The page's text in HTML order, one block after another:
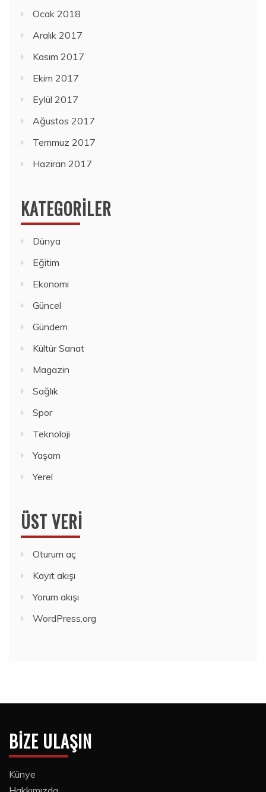
Ocak 2018
Aralık 2017
Kasım 2017
Ekim 2017
Eylül 2017
Ağustos 2017
Temmuz 2017
Haziran 2017
KATEGORILER
Dünya
Eğitim
Ekonomi
Güncel
Gündem
Kültür Sanat
Magazin
Sağlık
Spor
Teknoloji
Yaşam
Yerel
ÜST VERI
Oturum aç
Kayıt akışı
Yorum akışı
WordPress.org
BIZE ULAŞIN
Künye